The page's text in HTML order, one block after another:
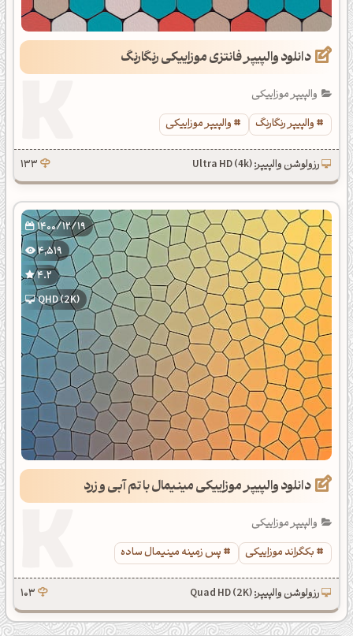
دانلود والپیپر فانتزی موزاییکی رنگارنگ
والپیپر موزاییکی
والپیپر رنگارنگ
والپیپر موزاییکی
رزولوشن والپیپر: Ultra HD (4k) 133
1400/12/19
4,519
4.2
QHD (2K)
دانلود والپیپر موزاییکی مینیمال با تم آبی و زرد
والپیپر موزاییکی
بکگراند موزاییکی
پس زمینه مینیمال ساده
رزولوشن والپیپر: Quad HD (2K) 103